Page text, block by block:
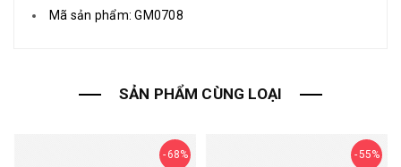
Mã sản phẩm: GM0708
SẢN PHẨM CÙNG LOẠI
68% 55%